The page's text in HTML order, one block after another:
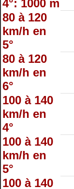
4°: 1000 m
80 à 120
km/h en
5°
80 à 120
km/h en
6°
100 à 140
km/h en
4°
100 à 140
km/h en
5°
100 à 140